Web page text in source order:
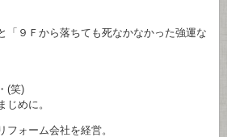
９Ｆから落ちても死なかなかった強運な
(笑)
めに。
ォーム会社を経営。